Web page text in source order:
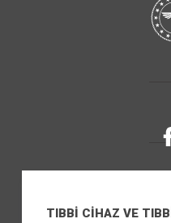
TIBBİ CİHAZ VE